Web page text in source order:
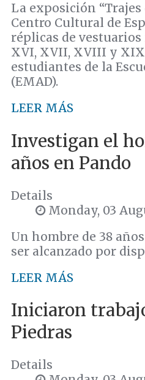
La exposición
Centro Cultural de
réplicas de
XVI, XVII, XVIII y
estudiantes de la
(EMAD).
LEER MÁS
Investigan el
años en Pando
Details
Monday, 03
Un hombre de 38
ser alcanzado por
LEER MÁS
Iniciaron
Piedras
Details